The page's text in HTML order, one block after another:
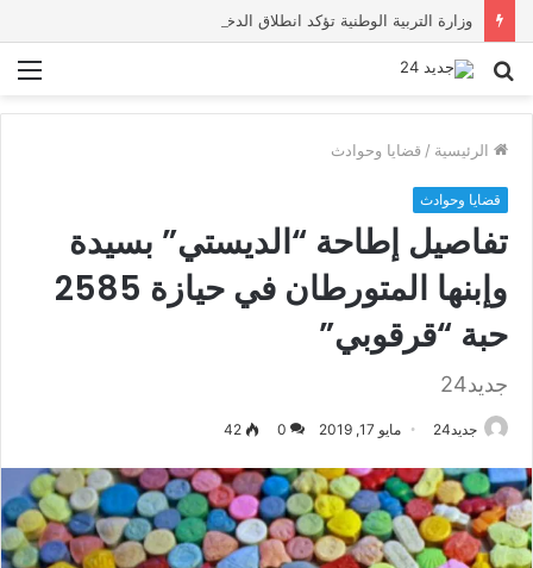
بحث
الرئيسية / قضايا وحوادث
قضايا وحوادث
تفاصيل إطاحة “الديستي” بسيدة
وإبنها المتورطان في حيازة 2585
حبة “قرقوبي”
جديد24
جديد24 مايو 17, 2019 0
42